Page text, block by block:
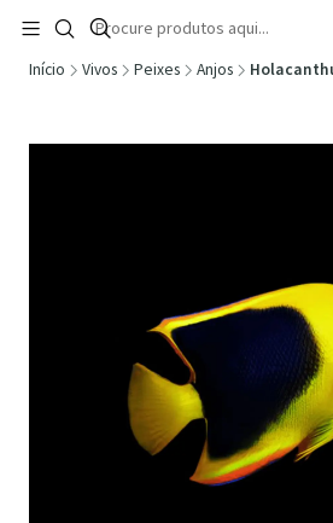
🚚 Portugal Continental: Portes Grátis desde
Ler mais
Início Vivos Peixes Anjos